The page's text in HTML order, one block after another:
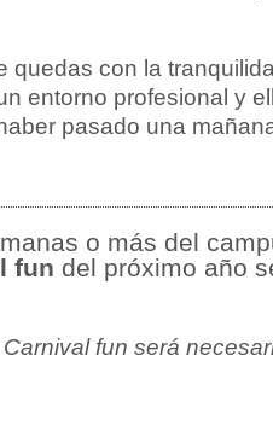
quedas con la
entorno profesional y
pasado una
o más del
fun del próximo año
fun será